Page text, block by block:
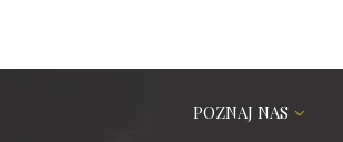
POZNAJ NAS